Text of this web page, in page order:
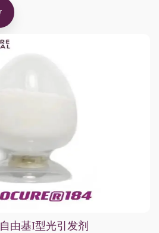
自由基I型光引发剂